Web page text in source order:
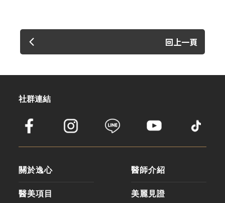
回上一頁
社群連結
關於逸心 醫師介紹
醫美項目 美麗見證